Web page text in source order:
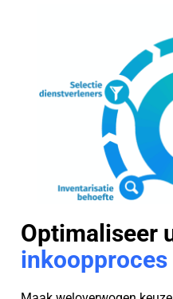
Optimaliseer
inkoopproces